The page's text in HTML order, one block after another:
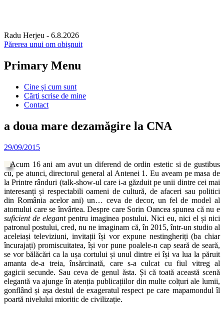
Radu Herjeu - 6.8.2026
Părerea unui om obişnuit
Primary Menu
Skip
content
Cine și cum sunt
Cărţi scrise de mine
Contact
a doua mare dezamăgire la CNA
29/09/2015
Acum 16 ani am avut un diferend de ordin estetic si de gustibus
cu, pe atunci, directorul general al Antenei 1. Eu aveam pe masa de
la Printre rânduri (talk-show-ul care i-a găzduit pe unii dintre cei mai
interesanți și respectabili oameni de cultură, de afaceri sau politici
din România acelor ani) un… ceva de decor, un fel de model al
atomului care se învârtea. Despre care Sorin Oancea spunea că nu e
suficient de elegantpentru imaginea postului. Nici eu, nici el și nici
patronul postului, cred, nu ne imaginam că, în 2015, într-un studio al
aceleiași televiziuni, invitații își vor expune nestingheriți (ba chiar
încurajați) promiscuitatea, își vor pune poalele-n cap seară de seară,
se vor bălăcări ca la ușa cortului și unul dintre ei își va lua la păruit
amanta de-a treia, însărcinată, care s-a culcat cu fiul vitreg al
gagicii secunde. Sau ceva de genul ăsta. Și că toată această scenă
elegantă va ajunge în atenția publicațiilor din multe colțuri ale lumii,
gonflând și așa destul de exageratul respect pe care mapamondul îl
poartă nivelului mioritic de civilizație.